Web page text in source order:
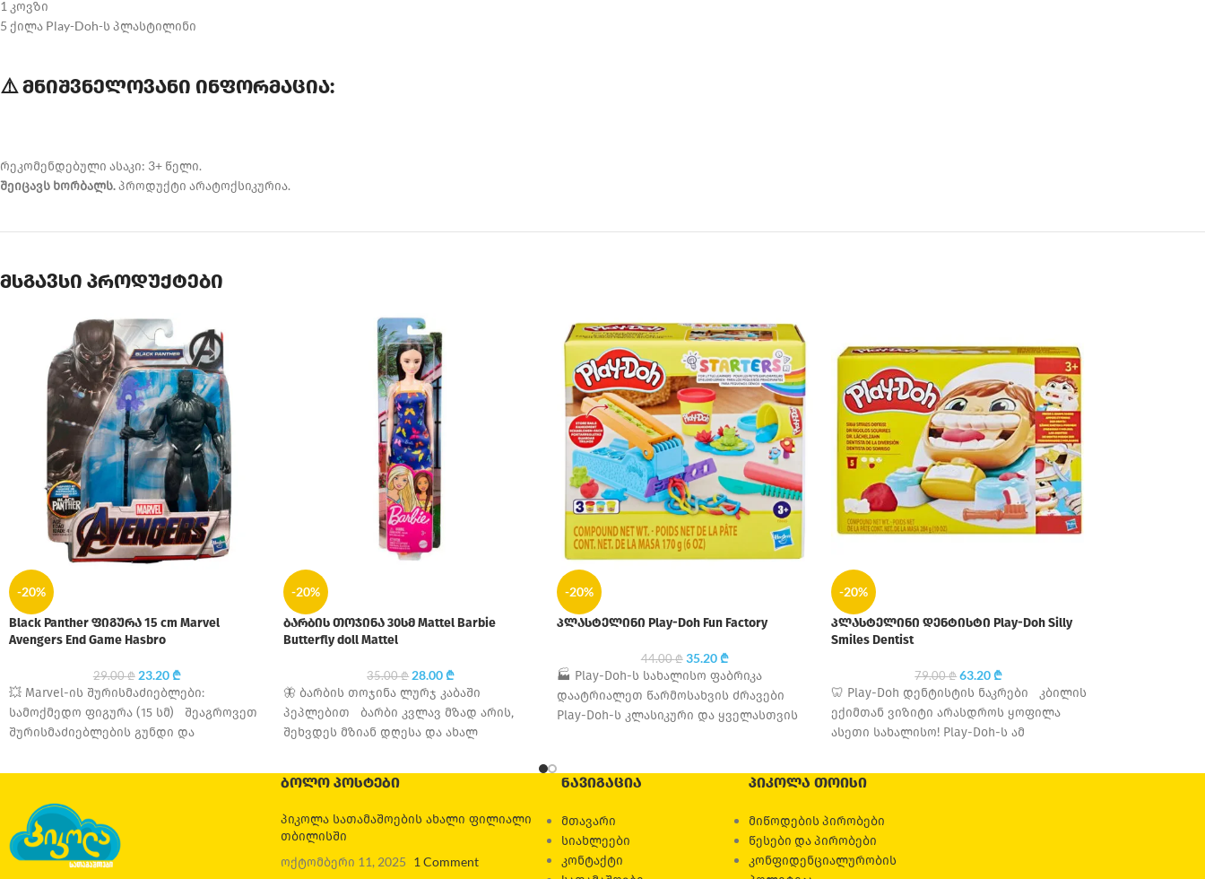
1 კოვზი
5 ქილა Play-Doh-ს პლასტილინი
⚠️ მნიშვნელოვანი ინფორმაცია:
რეკომენდებული ასაკი: 3+ წელი.
შეიცავს ხორბალს.პროდუქტი არატოქსიკურია.
მსგავსი პროდუქტები
-20%
Black Panther ფიგურა 15 cm Marvel
Avengers End Game Hasbro
29.00₾ 23.20₾
💥 Marvel-ის შურისმაძიებლები:
სამოქმედო ფიგურა (15 სმ) შეაგროვეთ
შურისმაძიებლების გუნდი და
15 სანტიმეტრიანი ფიგურები
-20%
ბარბის თოჯინა 30სმ Mattel Barbie
Butterfly doll Mattel
35.00₾ 28.00₾
🦋 ბარბის თოჯინა ლურჯ კაბაში
პეპლებით ბარბი კვლავ მზად არის,
შეხვდეს მზიან დღესა და ახალ
-20%
პლასტელინი Play-Doh Fun Factory
44.00₾ 35.20₾
🏭 Play-Doh-ს სახალისო ფაბრიკა
დაატრიალეთ წარმოსახვის ძრავები
Play-Doh-ს კლასიკური და ყველასთვის
ბავშვების
-20%
პლასტელინი დენტისტი Play-Doh Silly
Smiles Dentist
79.00₾ 63.20₾
🦷 Play-Doh დენტისტის ნაკრები კბილის
ექიმთან ვიზიტი არასდროს ყოფილა
ასეთი სახალისო! Play-Doh-ს ამ
სტომატოლოგი შეძლებს,
ნაკრებით
ᲑᲝᲚᲝ ᲞᲝᲡᲢᲔᲑᲘ
პიკოლა სათამაშოების ახალი ფილიალი
თბილისში
ოქტომბერი 11, 2025 1 Comment
ᲜᲐᲕᲘᲒᲐᲪᲘᲐ
მთავარი
სიახლეები
კონტაქტი
ᲞᲘᲙᲝᲚᲐ ᲗᲝᲘᲡᲘ
მიწოდების პირობები
წესები და პირობები
კონფიდენციალურობის